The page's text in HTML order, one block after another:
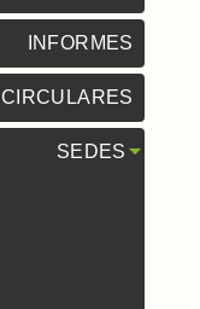
INFORMES
CIRCULARES
SEDES